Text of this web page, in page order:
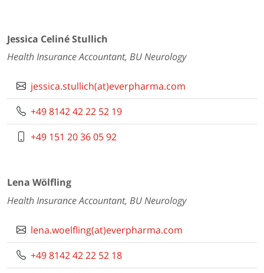
Jessica Celiné Stullich
Health Insurance Accountant, BU Neurology
jessica.stullich(at)everpharma.com
+49 8142 42 22 52 19
+49 151 20 36 05 92
Lena Wölfling
Health Insurance Accountant, BU Neurology
lena.woelfling(at)everpharma.com
+49 8142 42 22 52 18